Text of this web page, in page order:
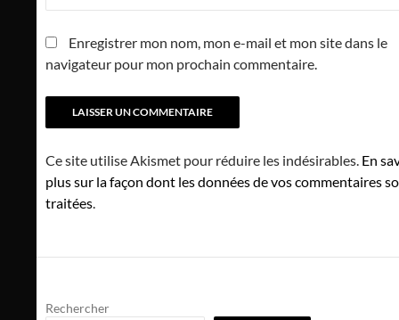
Enregistrer mon nom, mon e-mail et mon site dans le
navigateur pour mon prochain commentaire.
Ce site utilise Akismet pour réduire les indésirables. En
plus sur la façon dont les données de vos commentaires
traitées.
Rechercher